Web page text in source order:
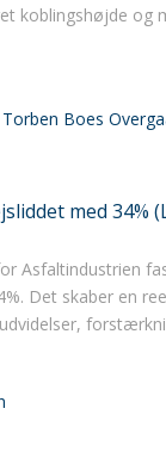
koblingshøjde og
Torben Boes
med 34%
Asfaltindustrien
Det skaber en